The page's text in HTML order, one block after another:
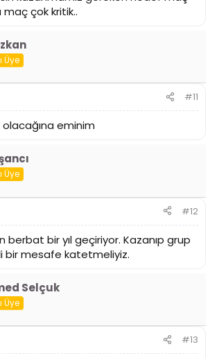
çok kritik..
Üye
#11
eminim
Üye
#12
berbat bir yıl geçiriyor. Kazanıp grup
bir mesafe katetmeliyiz.
Selçuk
Üye
#13